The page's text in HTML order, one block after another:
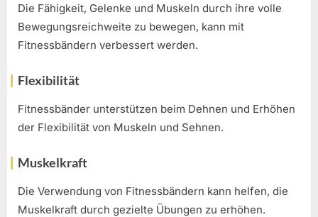
Die Fähigkeit, Gelenke und Muskeln durch ihre volle
Bewegungsreichweite zu bewegen, kann mit
Fitnessbändern verbessert werden.
Flexibilität
Fitnessbänder unterstützen beim Dehnen und Erhöhen
der Flexibilität von Muskeln und Sehnen.
Muskelkraft
Die Verwendung von Fitnessbändern kann helfen, die
Muskelkraft durch gezielte Übungen zu erhöhen.